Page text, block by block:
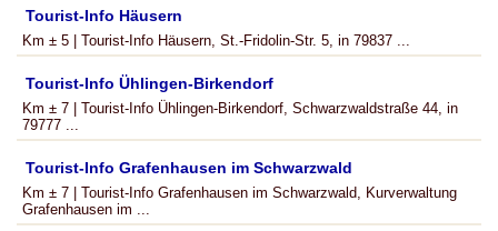
Tourist-Info Häusern
Km ± 5 | Tourist-Info Häusern, St.-Fridolin-Str. 5, in 79837 ...
Tourist-Info Ühlingen-Birkendorf
Km ± 7 | Tourist-Info Ühlingen-Birkendorf, Schwarzwaldstraße 44, in
79777 ...
Tourist-Info Grafenhausen im Schwarzwald
Km ± 7 | Tourist-Info Grafenhausen im Schwarzwald, Kurverwaltung
Grafenhausen im ...